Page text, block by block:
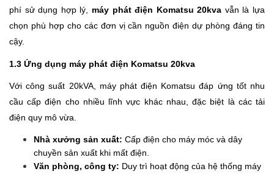
phí sử dụng hợp lý, máy phát điện Komatsu 20kva vẫn là lựa
chọn phù hợp cho các đơn vị cần nguồn điện dự phòng đáng tin
cậy.
1.3 Ứng dụng máy phát điện Komatsu 20kva
Với công suất 20kVA, máy phát điện Komatsu đáp ứng tốt nhu
cầu cấp điện cho nhiều lĩnh vực khác nhau, đặc biệt là các tải
điện quy mô vừa.
Nhà xưởng sản xuất: Cấp điện cho máy móc và dây
chuyền sản xuất khi mất điện.
Văn phòng, công ty: Duy trì hoạt động của hệ thống máy